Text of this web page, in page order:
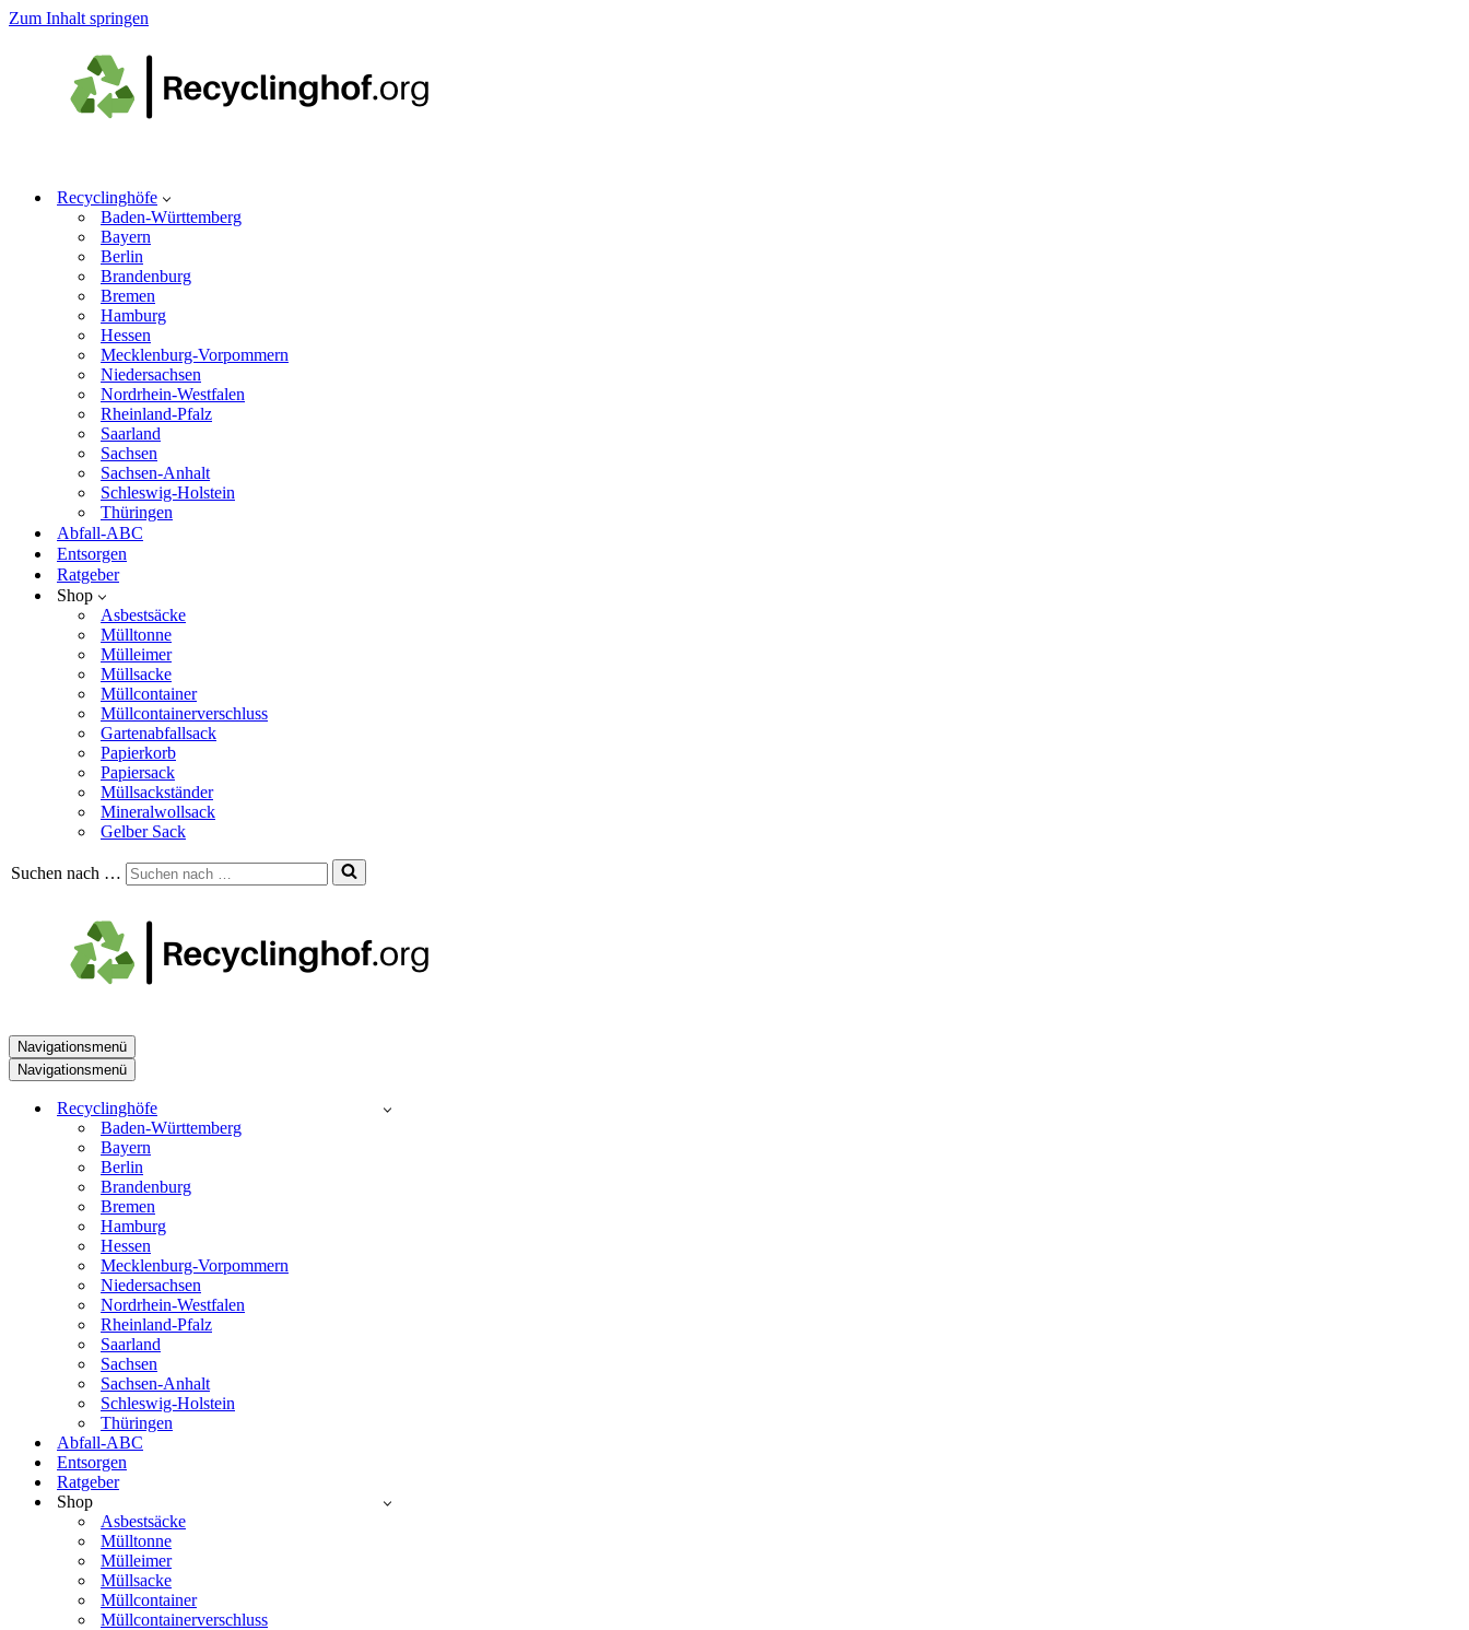
Zum Inhalt springen
Recyclinghöfe
Baden-Württemberg
Bayern
Berlin
Brandenburg
Bremen
Hamburg
Hessen
Mecklenburg-Vorpommern
Niedersachsen
Nordrhein-Westfalen
Rheinland-Pfalz
Saarland
Sachsen
Sachsen-Anhalt
Schleswig-Holstein
Thüringen
Abfall-ABC
Entsorgen
Ratgeber
Shop
Asbestsäcke
Mülltonne
Mülleimer
Müllsacke
Müllcontainer
Müllcontainerverschluss
Gartenabfallsack
Papierkorb
Papiersack
Müllsackständer
Mineralwollsack
Gelber Sack
Suchen nach …
Navigationsmenü
Navigationsmenü
Recyclinghöfe
Baden-Württemberg
Bayern
Berlin
Brandenburg
Bremen
Hamburg
Hessen
Mecklenburg-Vorpommern
Niedersachsen
Nordrhein-Westfalen
Rheinland-Pfalz
Saarland
Sachsen
Sachsen-Anhalt
Schleswig-Holstein
Thüringen
Abfall-ABC
Entsorgen
Ratgeber
Shop
Asbestsäcke
Mülltonne
Mülleimer
Müllsacke
Müllcontainer
Müllcontainerverschluss